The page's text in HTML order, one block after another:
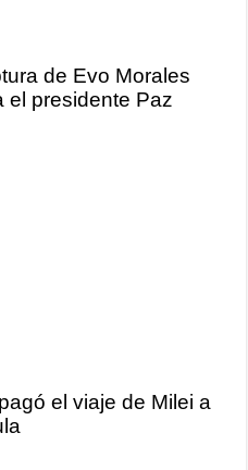
de Evo Morales
el presidente Paz
el viaje de Milei a